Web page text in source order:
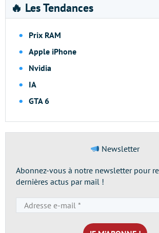
🔥 Les Tendances
Prix RAM
Apple iPhone
Nvidia
IA
GTA 6
Newsletter
Abonnez-vous à notre newsletter pour
dernières actus par mail !
e-
mail